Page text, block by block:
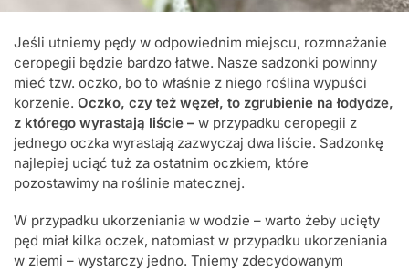
Jeśli utniemy pędy w odpowiednim miejscu, rozmnażanie
ceropegii będzie bardzo łatwe. Nasze sadzonki powinny
mieć tzw. oczko, bo to właśnie z niego roślina wypuści
korzenie. Oczko, czy też węzeł, to zgrubienie na łodydze,
z którego wyrastają liście – w przypadku ceropegii z
jednego oczka wyrastają zazwyczaj dwa liście. Sadzonkę
najlepiej uciąć tuż za ostatnim oczkiem, które
pozostawimy na roślinie matecznej.
W przypadku ukorzeniania w wodzie – warto żeby ucięty
pęd miał kilka oczek, natomiast w przypadku ukorzeniania
w ziemi – wystarczy jedno. Tniemy zdecydowanym